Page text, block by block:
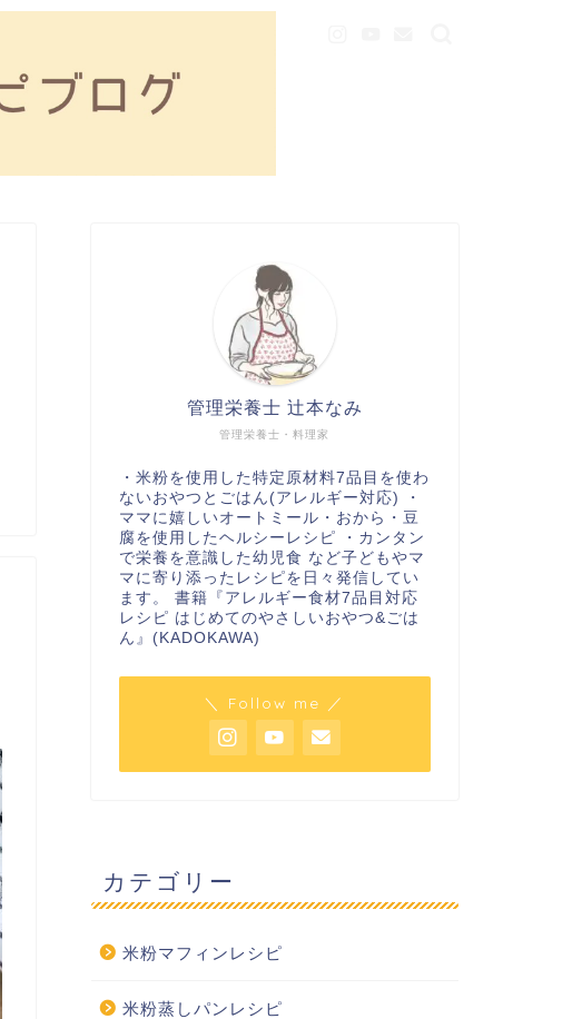
管理栄養士・料理家
管理栄養士 辻本なみ
・米粉を使用した特定原材料7品目を使わ
ないおやつとごはん(アレルギー対応) ・
ママに嬉しいオートミール・おから・豆
腐を使用したヘルシーレシピ ・カンタン
で栄養を意識した幼児食 など子どもやマ
マに寄り添ったレシピを日々発信してい
ます。 書籍『アレルギー食材7品目対応
レシピ はじめてのやさしいおやつ&ごは
ん』(KADOKAWA)
＼ Follow me ／
カテゴリー
米粉マフィンレシピ
米粉蒸しパンレシピ